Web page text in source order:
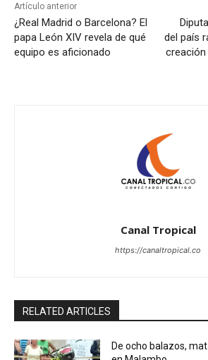
Artículo anterior
¿Real Madrid o Barcelona? El
papa León XIV revela de qué
equipo es aficionado
del país
creación
Canal Tropical
https://canaltropical.co
RELATED ARTICLES
De ocho balazos,